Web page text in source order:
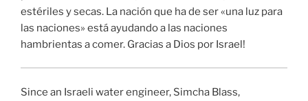
estériles y secas. La nación que ha de ser «una luz para
las naciones» está ayudando a las naciones
hambrientas a comer. Gracias a Dios por Israel!
Since an Israeli water engineer, Simcha Blass,